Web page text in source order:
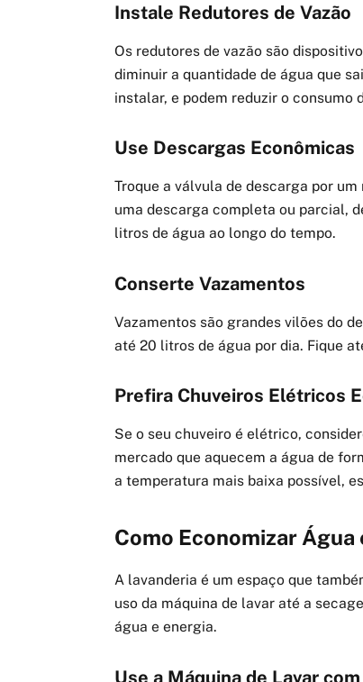
Instale Redutores de Vazão
Os redutores de vazão são
diminuir a quantidade de água que
instalar, e podem reduzir o consumo
Use Descargas Econômicas
Troque a válvula de descarga por
uma descarga completa ou parcial,
litros de água ao longo do tempo.
Conserte Vazamentos
Vazamentos são grandes vilões do
até 20 litros de água por dia. Fique
Prefira Chuveiros Elétricos
Se o seu chuveiro é elétrico,
mercado que aquecem a água de
a temperatura mais baixa possível,
Como Economizar Água
A lavanderia é um espaço que
uso da máquina de lavar até a
água e energia.
Use a Máquina de Lavar